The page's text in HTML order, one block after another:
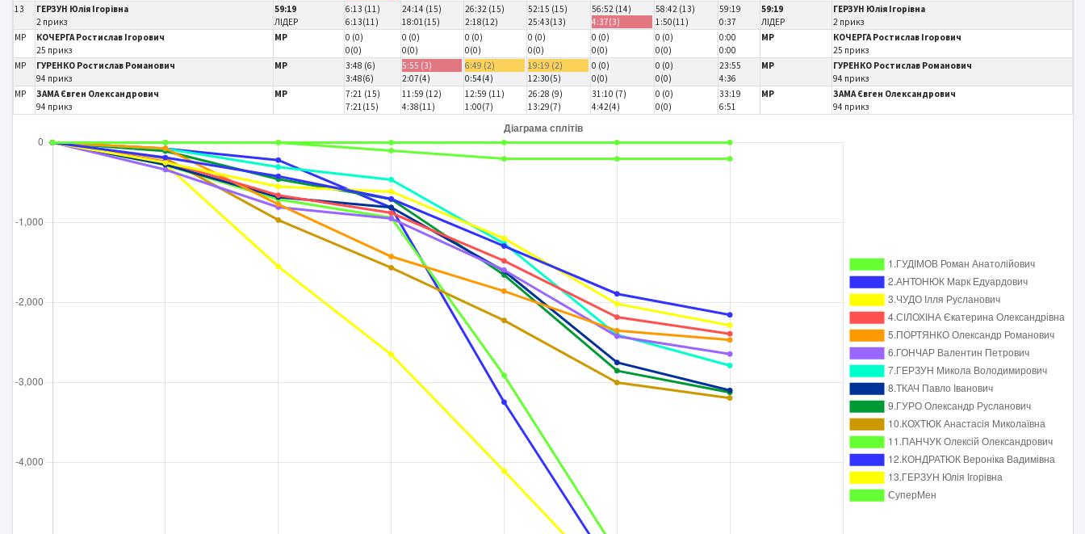
13
ГЕРЗУН Юлія Ігорівна
2 прикз
59:19
ЛІДЕР
6:13 (11)
6:13(11)
24:14 (15)
18:01(15)
26:32 (15)
2:18(12)
52:15 (15)
25:43(13)
56:52 (14)
4:37(3)
58:42 (13)
1:50(11)
59:19
0:37
59:19
ЛІДЕР
ГЕРЗУН Юлія Ігорівна
2 прикз
MP
КОЧЕРГА Ростислав Ігорович
25 прикз
MP
0 (0)
0(0)
0 (0)
0(0)
0 (0)
0(0)
0 (0)
0(0)
0 (0)
0(0)
0 (0)
0(0)
0:00
0:00
MP
КОЧЕРГА Ростислав Ігорович
25 прикз
MP
ГУРЕНКО Ростислав Романович
94 прикз
MP
3:48 (6)
3:48(6)
5:55 (3)
2:07(4)
6:49 (2)
0:54(4)
19:19 (2)
12:30(5)
0 (0)
0(0)
0 (0)
0(0)
23:55
4:36
MP
ГУРЕНКО Ростислав Романович
94 прикз
MP
ЗАМА Євген Олександрович
94 прикз
MP
7:21 (15)
7:21(15)
11:59 (12)
4:38(11)
12:59 (11)
1:00(7)
26:28 (9)
13:29(7)
31:10 (7)
4:42(4)
0 (0)
0(0)
33:19
6:51
MP
ЗАМА Євген Олександрович
94 прикз